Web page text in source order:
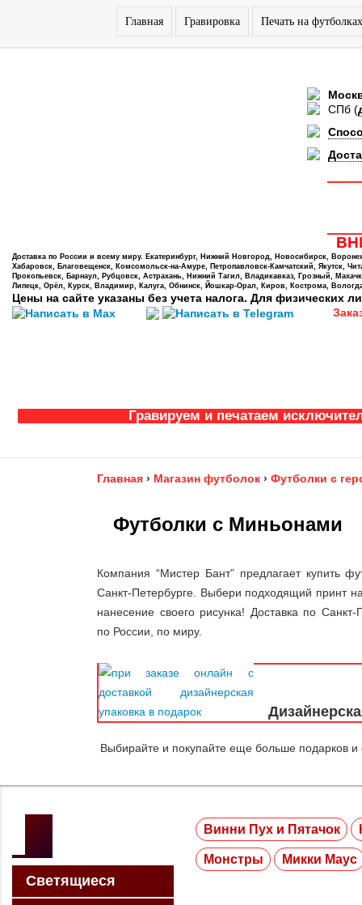
Главная Гравировка Печать на футболках
СПб (
Доставка по России и всему миру. Екатеринбург, Нижний Новгород, Новосибирск,
Хабаровск, Благовещенск, Комсомольск-на-Амуре, Петропавловск-Камчатский, Якутск,
Прокопьевск, Барнаул, Рубцовск, Астрахань, Нижний Тагил, Владикавказ, Грозный,
Липецк, Орёл, Курск, Владимир, Калуга, Обнинск, Йошкар-Орал, Киров, Кострома,
Цены на сайте указаны без учета налога. Для физических
Гравируем и печатаем
Главная › Магазин футболок › Футболки с
Футболки с Миньонами
Компания “Мистер Бант” предлагает купить
Санкт-Петербурге. Выбери подходящий принт
нанесение своего рисунка! Доставка по
по России, по миру.
Выбирайте и покупайте еще больше подарков и
Светящиеся
Винни Пух и Пятачок
Монстры Микки Маус